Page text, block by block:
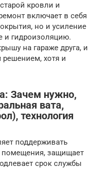
кровли и
включает в себя
но и усиление
и гидроизоляцию.
на гараже друга, и
хотя и
Зачем нужно,
вата,
технология
поддерживать
помещения, защищает
срок службы